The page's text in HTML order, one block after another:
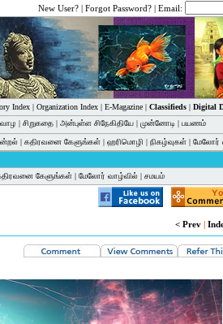
New User? | Forgot Password? | Email:
Index| Organization Index| E-Magazine| Classifieds| Digital
| சிறுகதை | அன்புள்ள சிநேகிதியே | முன்னோடி | பயணம்
| கதிரவனை கேளுங்கள் | ஹரிமொழி | நிகழ்வுகள் | மேலோர்
கேளுங்கள் | மேலோர் வாழ்வில் | சமயம்
< Prev |